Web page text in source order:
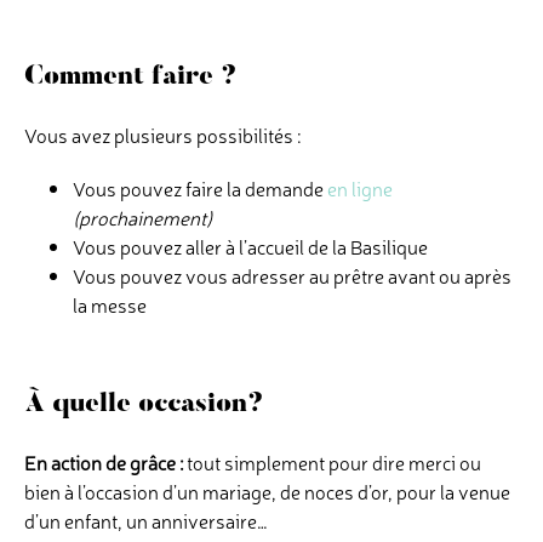
Comment faire ?
Vous avez plusieurs possibilités :
Vous pouvez faire la demandeen ligne
(prochainement)
Vous pouvez aller à l’accueil de la Basilique
Vous pouvez vous adresser au prêtre avant ou après
la messe
À quelle occasion?
En action de grâce :tout simplement pour dire merci ou
bien à l’occasion d’un mariage, de noces d’or, pour la venue
d’un enfant, un anniversaire…